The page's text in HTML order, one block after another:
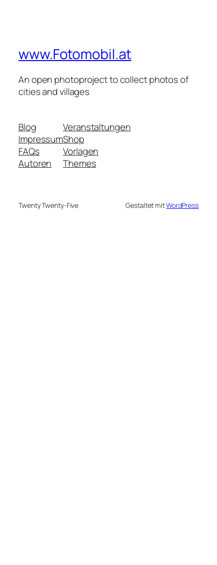
www.Fotomobil.at
An open photoproject to collect photos of
cities and villages
Blog
Impressum
FAQs
Autoren
Veranstaltungen
Shop
Vorlagen
Themes
Twenty Twenty-Five Gestaltet mitWordPress